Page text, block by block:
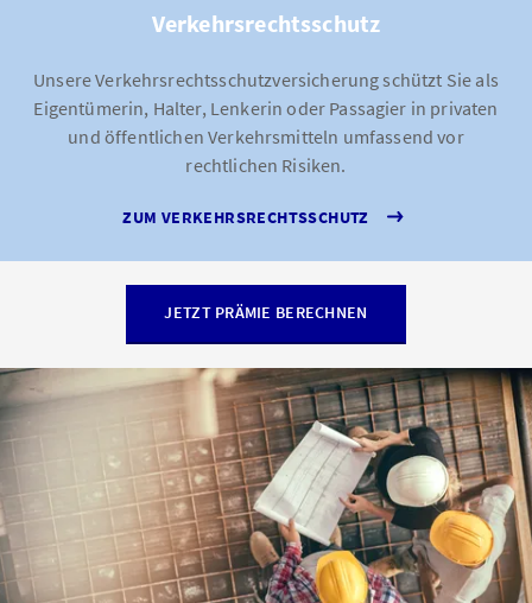
Verkehrsrechtsschutz
Unsere Verkehrsrechtsschutzversicherung schützt Sie als
Eigentümerin, Halter, Lenkerin oder Passagier in privaten
und öffentlichen Verkehrsmitteln umfassend vor
rechtlichen Risiken.
ZUM VERKEHRSRECHTSSCHUTZ
JETZT PRÄMIE BERECHNEN